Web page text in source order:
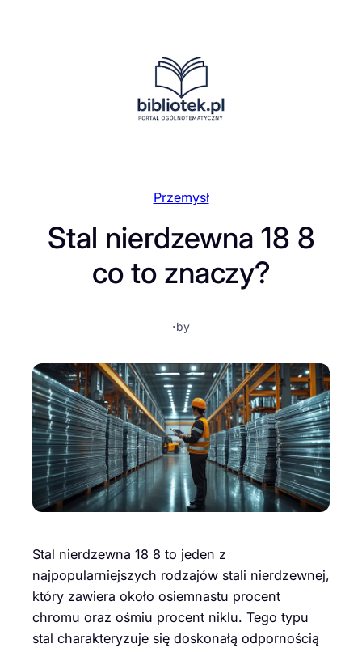
Przemysł
Stal nierdzewna 18 8
co to znaczy?
·by
Stal nierdzewna 18 8 to jeden z
najpopularniejszych rodzajów stali nierdzewnej,
który zawiera około osiemnastu procent
chromu oraz ośmiu procent niklu. Tego typu
stal charakteryzuje się doskonałą odpornością